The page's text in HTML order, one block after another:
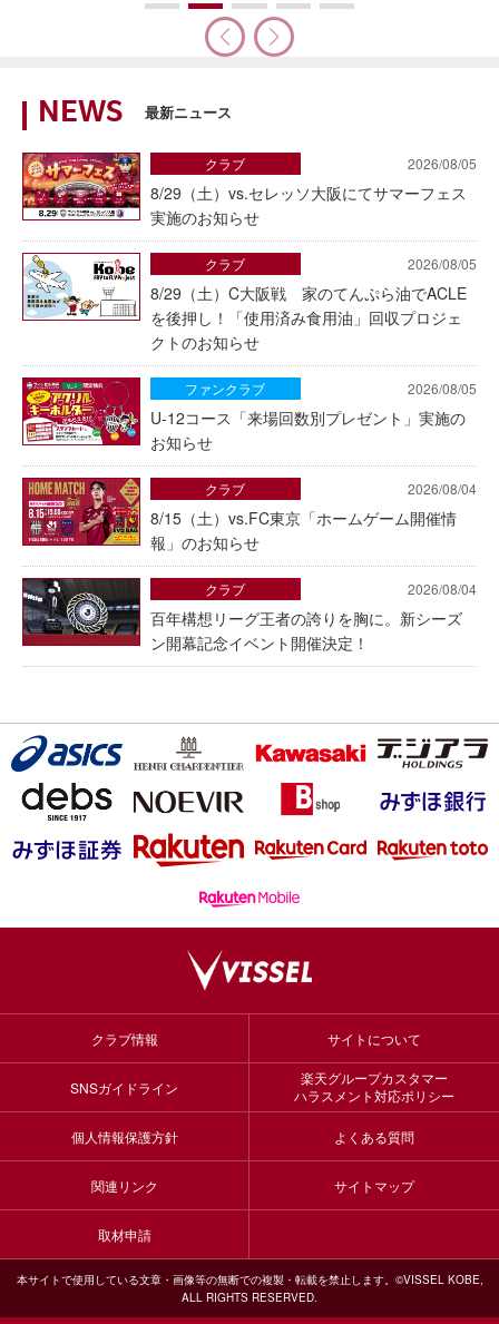
NEWS 最新ニュース
2026/08/05
8/29（土）vs.セレッソ大阪にてサマーフェス
実施のお知らせ
クラブ
2026/08/05
8/29（土）C大阪戦 家のてんぷら油でACLE
を後押し！「使用済み食用油」回収プロジェ
クトのお知らせ
クラブ
2026/08/05
U-12コース「来場回数別プレゼント」実施の
お知らせ
ファンクラブ
2026/08/04
8/15（土）vs.FC東京「ホームゲーム開催情
報」のお知らせ
クラブ
2026/08/04
百年構想リーグ王者の誇りを胸に。新シーズ
ン開幕記念イベント開催決定！
クラブ
クラブ情報 サイトについて
SNSガイドライン
楽天グループカスタマー
ハラスメント対応ポリシー
個人情報保護方針 よくある質問
関連リンク サイトマップ
取材申請
本サイトで使用している文章・画像等の無断での複製・転載を禁止します。©VISSEL KOBE,
ALL RIGHTS RESERVED.